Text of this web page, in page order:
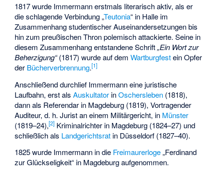
1817 wurde Immermann erstmals literarisch aktiv, als er
dieschlagende Verbindung„Teutonia“ in Halle im
Zusammenhang studentischer Auseinandersetzungen bis
hin zum preußischen Thron polemisch attackierte. Seine in
diesem Zusammenhang entstandene Schrift„Ein Wort zur
Beherzigung“(1817) wurde auf demWartburgfestein Opfer
der Bücherverbrennung.[1]
Anschließend durchlief Immermann eine juristische
Laufbahn, erst alsAuskultator inOschersleben (1818),
dann als Referendar in Magdeburg (1819), Vortragender
Auditeur, d. h. Jurist an einem Militärgericht, in Münster
(1819–24),[2] Kriminalrichter in Magdeburg (1824–27) und
schließlich als Landgerichtsrat in Düsseldorf (1827–40).
1825 wurde Immermann in die Freimaurerloge„Ferdinand
zur Glückseligkeit“ in Magdeburg aufgenommen.